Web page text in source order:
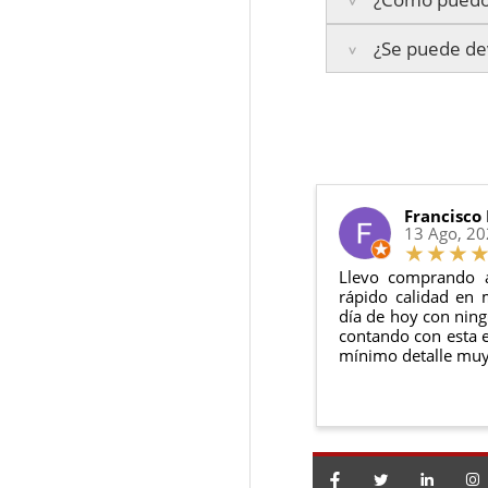
Los plazos
La garantía varía
3 años de
2 años de
Todas nuestras
Te enviaremos un
en todo momento.
¿Se puede
El producto
Debe
13 Ago,
Llevo
rápido calidad en
día de hoy con
contando con esta
mínimo detalle